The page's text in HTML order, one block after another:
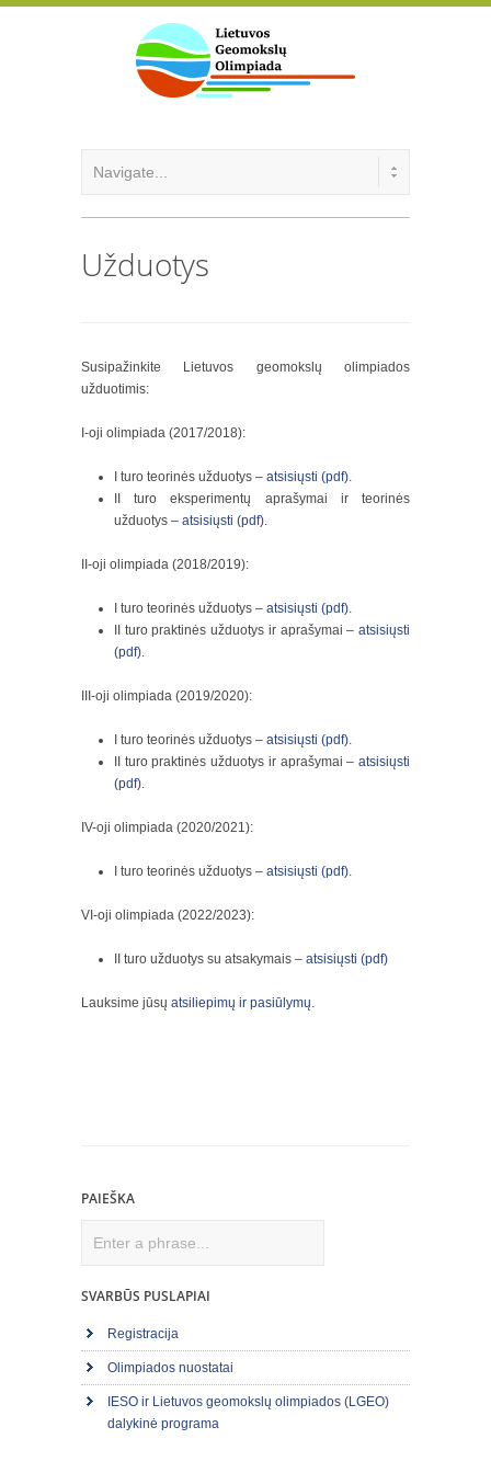
Užduotys
Susipažinkite Lietuvos geomokslų olimpiados
užduotimis:
I-oji olimpiada (2017/2018):
I turo teorinės užduotys – atsisiųsti (pdf).
II turo eksperimentų aprašymai ir teorinės
užduotys – atsisiųsti (pdf).
II-oji olimpiada (2018/2019):
I turo teorinės užduotys – atsisiųsti (pdf).
II turo praktinės užduotys ir aprašymai – atsisiųsti
(pdf).
III-oji olimpiada (2019/2020):
I turo teorinės užduotys – atsisiųsti (pdf).
II turo praktinės užduotys ir aprašymai – atsisiųsti
(pdf).
IV-oji olimpiada (2020/2021):
I turo teorinės užduotys – atsisiųsti (pdf).
VI-oji olimpiada (2022/2023):
II turo užduotys su atsakymais – atsisiųsti (pdf)
Lauksime jūsų atsiliepimų ir pasiūlymų.
PAIEŠKA
SVARBŪS PUSLAPIAI
Registracija
Olimpiados nuostatai
IESO ir Lietuvos geomokslų olimpiados (LGEO)
dalykinė programa